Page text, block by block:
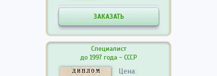
ЗАКАЗАТЬ
Специалист
до 1997 года - СССР
Цена: